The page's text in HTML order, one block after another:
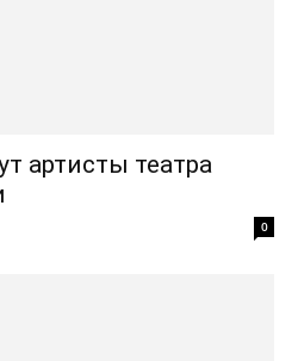
артисты театра
0